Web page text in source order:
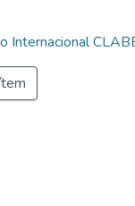
Internacional